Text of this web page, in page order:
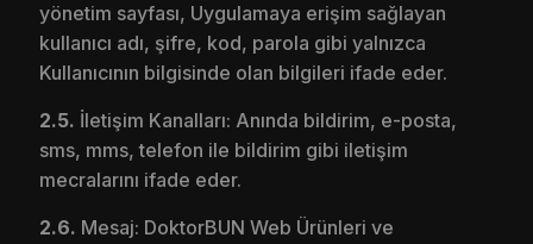
yönetim sayfası, Uygulamaya erişim sağlayan
kullanıcı adı, şifre, kod, parola gibi yalnızca
Kullanıcının bilgisinde olan bilgileri ifade eder.
2.5. İletişim Kanalları: Anında bildirim, e-posta,
sms, mms, telefon ile bildirim gibi iletişim
mecralarını ifade eder.
2.6. Mesaj: DoktorBUN Web Ürünleri ve